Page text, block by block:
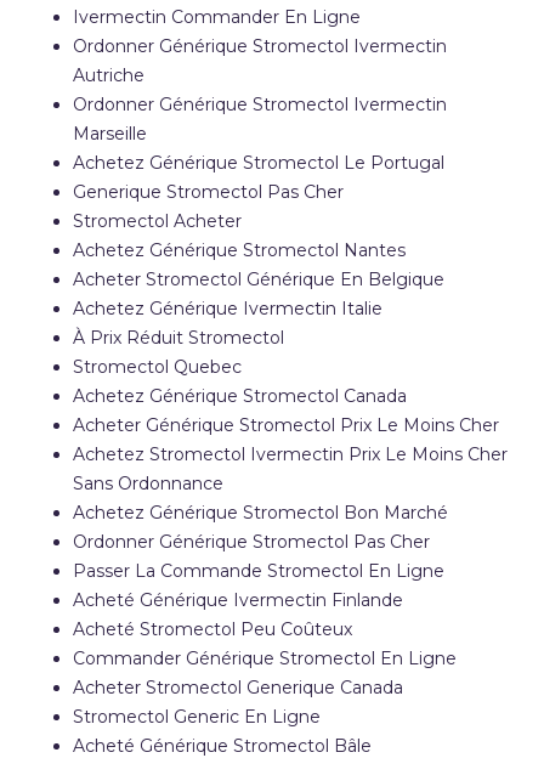
Ivermectin Commander En Ligne
Ordonner Générique Stromectol Ivermectin
Autriche
Ordonner Générique Stromectol Ivermectin
Marseille
Achetez Générique Stromectol Le Portugal
Generique Stromectol Pas Cher
Stromectol Acheter
Achetez Générique Stromectol Nantes
Acheter Stromectol Générique En Belgique
Achetez Générique Ivermectin Italie
À Prix Réduit Stromectol
Stromectol Quebec
Achetez Générique Stromectol Canada
Acheter Générique Stromectol Prix Le Moins Cher
Achetez Stromectol Ivermectin Prix Le Moins Cher
Sans Ordonnance
Achetez Générique Stromectol Bon Marché
Ordonner Générique Stromectol Pas Cher
Passer La Commande Stromectol En Ligne
Acheté Générique Ivermectin Finlande
Acheté Stromectol Peu Coûteux
Commander Générique Stromectol En Ligne
Acheter Stromectol Generique Canada
Stromectol Generic En Ligne
Acheté Générique Stromectol Bâle